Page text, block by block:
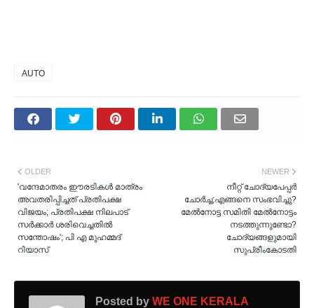
AUTO
NEWER
നീറ്റ് ചോദ്യപേപ്പര്‍
ചോര്‍ച്ച;എങ്ങനെ സംഭവിച്ചു?
മേല്‍നോട്ട സമിതി മേല്‍നോട്ടം
നടത്തുന്നുണ്ടോ?
ചോദ്യങ്ങളുമായി
സുപ്രീംകോടതി
OLDER
'വന്ദേമാതരം ഈരടികൾ മാത്രം
അവതരിപ്പിച്ചത് പ്രതിപക്ഷ
വിജയം; പ്രതിപക്ഷ നിലപാട്
സർക്കാർ ശരിവെച്ചതിൽ
സന്തോഷം'; പി എ മുഹമ്മദ്
റിയാസ്
Posted by WE ONE KERALA